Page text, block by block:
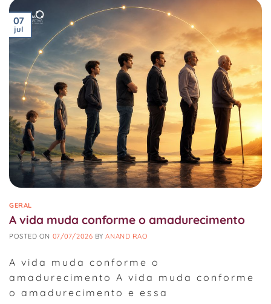
07
jul
GERAL
A vida muda conforme o amadurecimento
POSTED ON 07/07/2026 BYANAND RAO
A vida muda conforme o
amadurecimento A vida muda conforme
o amadurecimento e essa